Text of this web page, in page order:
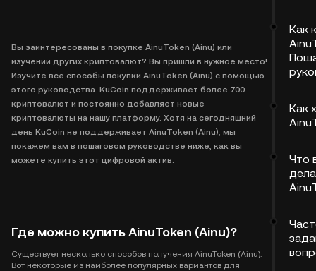
Вы заинтересованы в покупке AinuToken (Ainu) или
изучении других криптовалют? Вы пришли в нужное место!
Изучите все способы покупки AinuToken (Ainu) с помощью
этого руководства. KuCoin поддерживает более 700
криптовалют и постоянно добавляет новые
криптовалюты на нашу платформу. Хотя на сегодняшний
день KuCoin не поддерживает AinuToken (Ainu), мы
покажем вам в пошаговом руководстве ниже, как вы
можете купить этот цифровой актив.
Где можно купить AinuToken (Ainu)?
Существует несколько способов получения AinuToken (Ainu).
Вот некоторые из наиболее популярных вариантов для
Как
Как
Что